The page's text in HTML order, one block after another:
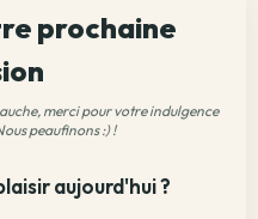
prochaine
merci pour votre indulgence
peaufinons :) !
aujourd'hui ?